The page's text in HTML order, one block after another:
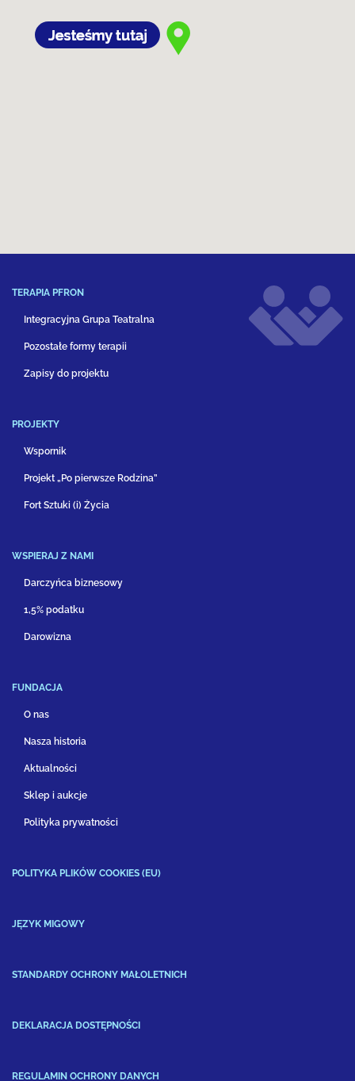
TERAPIA PFRON
Integracyjna Grupa Teatralna
Pozostałe formy terapii
Zapisy do projektu
PROJEKTY
Wspornik
Projekt „Po pierwsze Rodzina”
Fort Sztuki (i) Życia
WSPIERAJ Z NAMI
Darczyńca biznesowy
1,5% podatku
Darowizna
FUNDACJA
O nas
Nasza historia
Aktualności
Sklep i aukcje
Polityka prywatności
POLITYKA PLIKÓW COOKIES (EU)
JĘZYK MIGOWY
STANDARDY OCHRONY MAŁOLETNICH
DEKLARACJA DOSTĘPNOŚCI
REGULAMIN OCHRONY DANYCH